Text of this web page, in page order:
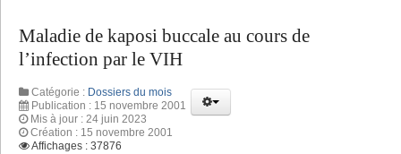
Maladie de kaposi buccale au cours de
l’infection par le VIH
Catégorie : Dossiers du mois
Publication : 15 novembre 2001
Mis à jour : 24 juin 2023
Création : 15 novembre 2001
Affichages : 37876